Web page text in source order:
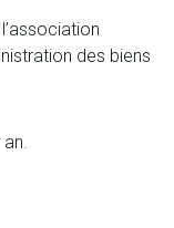
des biens